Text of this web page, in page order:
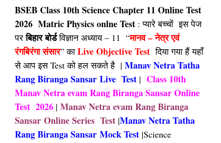
BSEB Class 10th Science Chapter 11 Online Test
2026 Matric Physics onlne Test : प्यारे बच्चों इस पेज
परबिहार बोर्डविज्ञान अध्याय – 11 “मानव – नेत्र एवं
रंगबिरंगा संसार” काLive Objective Test दिया गया हैं यहाँ
से आप इस Test को हल सकते है | Manav Netra Tatha
Rang Biranga Sansar Live Test | Class 10th
Manav Netra evam Rang Biranga Sansar Online
Test 2026 | Manav Netra evam Rang Biranga
Sansar Online Series Test |Manav Netra Tatha
Rang Biranga Sansar Mock Test |Science